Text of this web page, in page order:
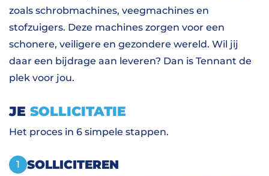
zoals schrobmachines, veegmachines en
stofzuigers. Deze machines zorgen voor een
schonere, veiligere en gezondere wereld. Wil jij
daar een bijdrage aan leveren? Dan is Tennant de
plek voor jou.
JE SOLLICITATIE
Het proces in 6 simpele stappen.
1 SOLLICITEREN